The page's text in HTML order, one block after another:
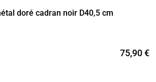
doré cadran noir D40,5 cm
75,90 €